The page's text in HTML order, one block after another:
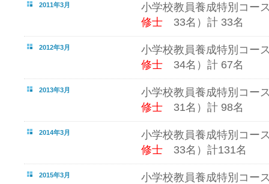
2011年3月
小学校教員養成特別コー
修士 33名）計 33名
2012年3月
小学校教員養成特別コー
修士 34名）計 67名
2013年3月
小学校教員養成特別コー
修士 31名）計 98名
2014年3月
小学校教員養成特別コー
修士 33名）計131名
2015年3月
小学校教員養成特別コー